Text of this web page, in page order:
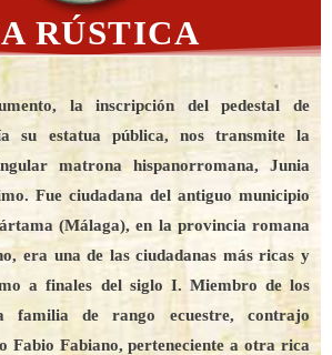
RÚSTICA
la inscripción del pedestal de
su estatua pública, nos transmite la
matrona hispanorromana, Junia
Fue ciudadana del antiguo municipio
(Málaga), en la provincia romana
era una de las ciudadanas más ricas y
a finales del siglo I. Miembro de los
familia de rango ecuestre, contrajo
Fabio Fabiano, perteneciente a otra rica